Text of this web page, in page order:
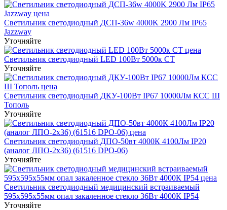
Светильник светодиодный ДСП-36w 4000K 2900 Лм IP65
Jazzway
Уточняйте
Светильник светодиодный LED 100Вт 5000к СТ
Уточняйте
Светильник светодиодный ДКУ-100Вт IP67 10000Лм КСС Ш
Тополь
Уточняйте
Светильник светодиодный ДПО-50вт 4000К 4100Лм IP20
(аналог ЛПО-2х36) (61516 DPO-06)
Уточняйте
Светильник cветодиодный медицинский встраиваемый
595х595х55мм опал закаленное стекло 36Вт 4000К IP54
Уточняйте